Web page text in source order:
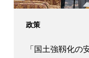
政策
「国土強靱化の